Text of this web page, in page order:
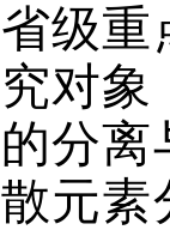
省级重
究对象
的分离
散元素